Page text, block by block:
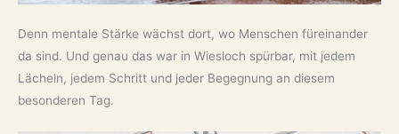
Denn mentale Stärke wächst dort, wo Menschen füreinander
da sind. Und genau das war in Wiesloch spürbar, mit jedem
Lächeln, jedem Schritt und jeder Begegnung an diesem
besonderen Tag.